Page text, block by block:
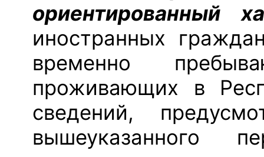
ориентированный
иностранных
временно
проживающих в
сведений,
вышеуказанного